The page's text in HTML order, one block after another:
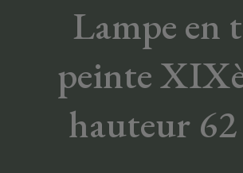
Lampe en
peinte
hauteur